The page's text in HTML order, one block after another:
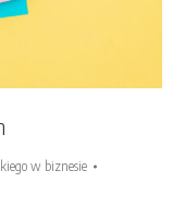
w biznesie